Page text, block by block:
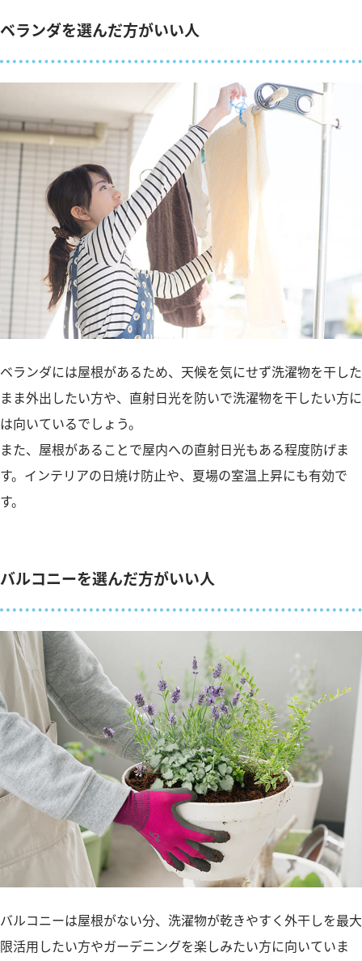
ベランダを選んだ方がいい人
ベランダには屋根があるため、天候を気にせず洗濯物を干した
まま外出したい方や、直射日光を防いで洗濯物を干したい方に
は向いているでしょう。
また、屋根があることで屋内への直射日光もある程度防げま
す。インテリアの日焼け防止や、夏場の室温上昇にも有効で
す。
バルコニーを選んだ方がいい人
バルコニーは屋根がない分、洗濯物が乾きやすく外干しを最大
限活用したい方やガーデニングを楽しみたい方に向いていま